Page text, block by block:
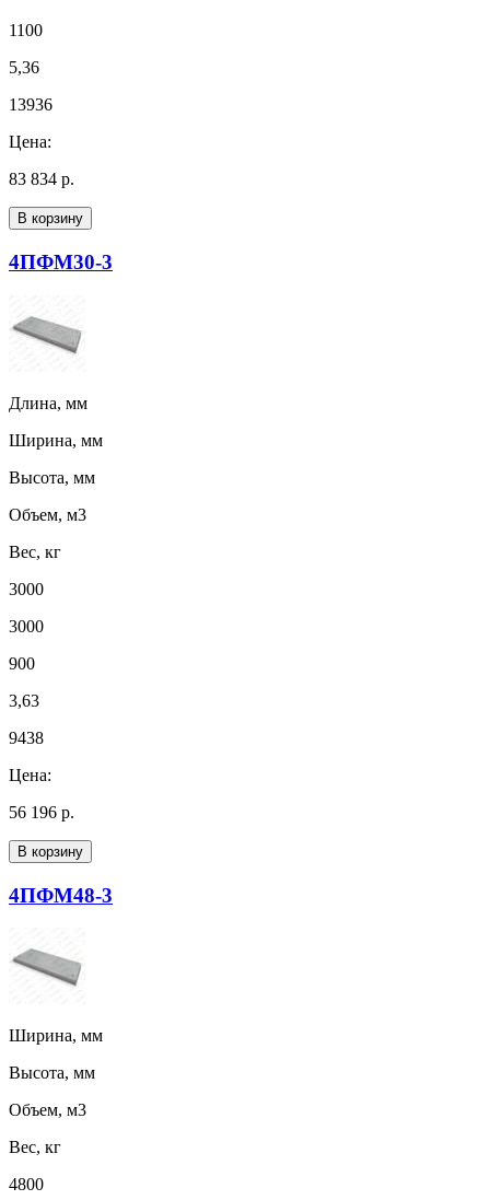
1100
5,36
13936
Цена:
83 834 р.
В корзину
4ПФМ30-3
Длина, мм
Ширина, мм
Высота, мм
Объем, м3
Вес, кг
3000
3000
900
3,63
9438
Цена:
56 196 р.
В корзину
4ПФМ48-3
Ширина, мм
Высота, мм
Объем, м3
Вес, кг
4800